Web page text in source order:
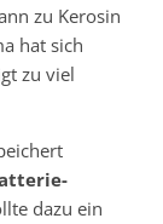
zu Kerosin
hat sich
zu viel
dazu ein